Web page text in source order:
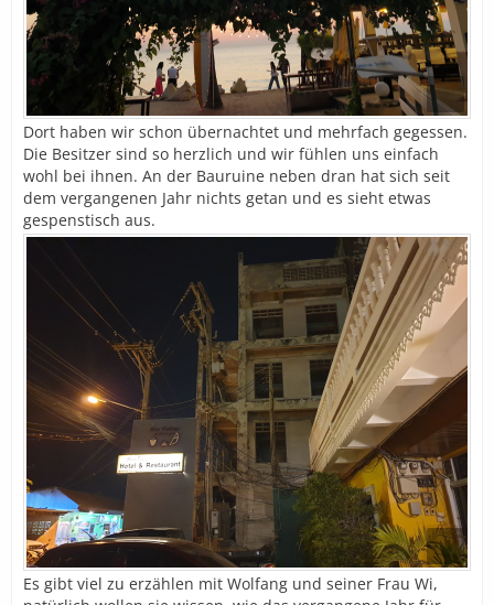
Dort haben wir schon übernachtet und mehrfach gegessen.
Die Besitzer sind so herzlich und wir fühlen uns einfach
wohl bei ihnen. An der Bauruine neben dran hat sich seit
dem vergangenen Jahr nichts getan und es sieht etwas
gespenstisch aus.
Es gibt viel zu erzählen mit Wolfang und seiner Frau Wi,